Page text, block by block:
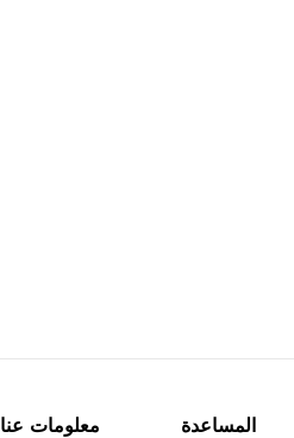
المساعدة معلومات عنا